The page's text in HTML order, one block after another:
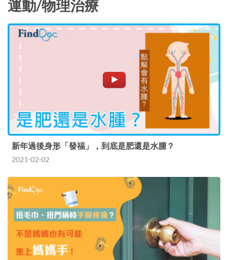
運動/物理治療
新年過後身形「發福」，到底是肥還是水腫？
2021-02-02